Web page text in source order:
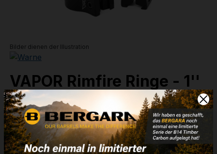
Bilder dienen der Illustration
VAPOR Rimfire Ringe - 1''
Low - 8,0 mm (V420M)
Artikelnummer:32-01000
Weitere Informationen